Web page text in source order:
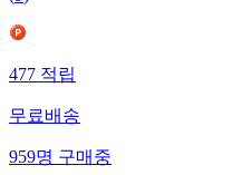
477적립
무료배송
959명구매중